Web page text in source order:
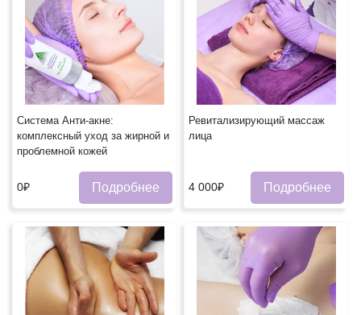
Система Анти-акне:
комплексный уход за жирной и
проблемной кожей
0₽ Подробнее
Ревитализирующий массаж
лица
4 000₽ Подробнее